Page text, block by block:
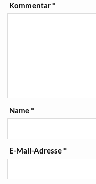
Kommentar*
Name*
E-Mail-Adresse*